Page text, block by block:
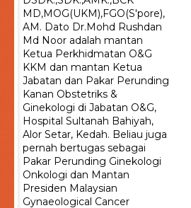
MD,MOG(UKM),FGO(S'pore),
AM. Dato Dr.Mohd Rushdan
Md Noor adalah mantan
Ketua Perkhidmatan O&G
KKM dan mantan Ketua
Jabatan dan Pakar Perunding
Kanan Obstetriks &
Ginekologi di Jabatan O&G,
Hospital Sultanah Bahiyah,
Alor Setar, Kedah. Beliau juga
pernah bertugas sebagai
Pakar Perunding Ginekologi
Onkologi dan Mantan
Presiden Malaysian
Gynaeological Cancer